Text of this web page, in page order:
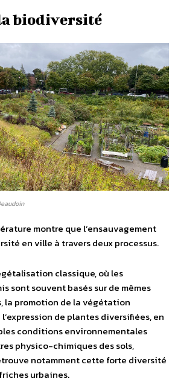
biodiversité
montre que l’ensauvagement
en ville à travers deux processus.
classique, où les
sont souvent basés sur de mêmes
la promotion de la végétation
de plantes diversifiées, en
conditions environnementales
physico-chimiques des sols,
notamment cette forte diversité
urbaines.